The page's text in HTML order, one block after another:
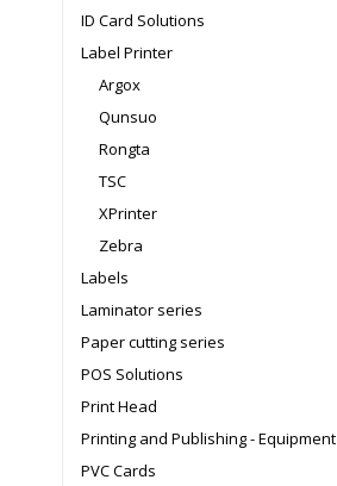
ID Card Solutions
Label Printer
Argox
Qunsuo
Rongta
TSC
XPrinter
Zebra
Labels
Laminator series
Paper cutting series
POS Solutions
Print Head
Printing and Publishing - Equipment
PVC Cards